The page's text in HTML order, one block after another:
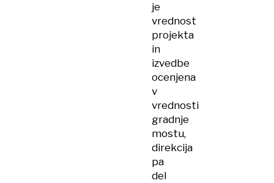
je
vrednost
projekta
in
izvedbe
ocenjena
v
vrednosti
gradnje
mostu,
direkcija
pa
del